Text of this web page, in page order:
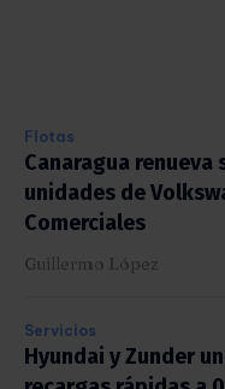
Flotas
Canaragua
unidades de
Comerciales
Guillermo López
Servicios
Hyundai y Zunder